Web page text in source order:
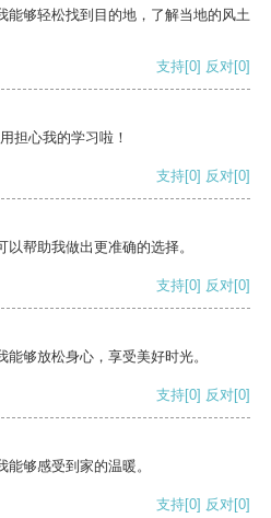
能够轻松找到目的地，了解当地的风土
支持[0] 反对[0]
担心我的学习啦！
支持[0] 反对[0]
帮助我做出更准确的选择。
支持[0] 反对[0]
够放松身心，享受美好时光。
支持[0] 反对[0]
够感受到家的温暖。
支持[0] 反对[0]